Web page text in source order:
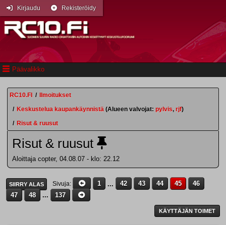
Päävalikko
Kirjaudu Rekisteröidy
RC10.FI /
Ilmoitukset
/ Keskustelua kaupankäynnistä (Alueen valvojat: pylvis, rjf)
/ Risut & ruusut
Risut & ruusut
Aloittaja copter, 04.08.07 - klo: 22.12
SIIRRY ALAS Sivuja 1 ... 42 43 44 45
46
47
48 ... 137
KÄYTTÄJÄN TOIMET